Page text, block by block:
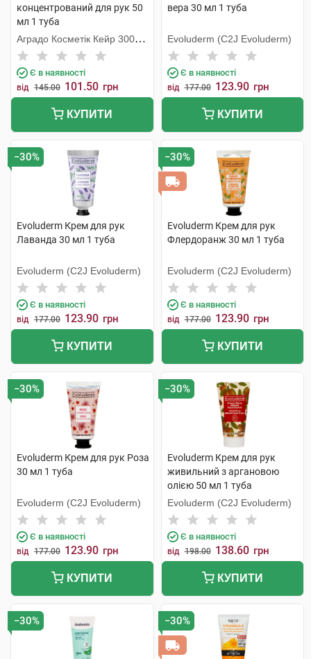
концентрований для рук 50
мл 1 туба
Аградо Косметік Кейр 3000
С.Л.У.
Є в наявності
від 145.00 101.50 грн
КУПИТИ
вера 30 мл 1 туба
Evoluderm (C2J Evoluderm)
Є в наявності
від 177.00 123.90 грн
КУПИТИ
−30%
Evoluderm Крем для рук
Лаванда 30 мл 1 туба
Evoluderm (C2J Evoluderm)
Є в наявності
від 177.00 123.90 грн
КУПИТИ
−30%
Evoluderm Крем для рук
Флердоранж 30 мл 1 туба
Evoluderm (C2J Evoluderm)
Є в наявності
від 177.00 123.90 грн
КУПИТИ
−30%
Evoluderm Крем для рук Роза
30 мл 1 туба
Evoluderm (C2J Evoluderm)
Є в наявності
від 177.00 123.90 грн
КУПИТИ
−30%
Evoluderm Крем для рук
живильний з аргановою
олією 50 мл 1 туба
Evoluderm (C2J Evoluderm)
Є в наявності
від 198.00 138.60 грн
КУПИТИ
−30% −30%